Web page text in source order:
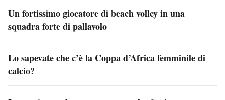
Un fortissimo giocatore di beach volley in una
squadra forte di pallavolo
Lo sapevate che c’è la Coppa d’Africa femminile di
calcio?